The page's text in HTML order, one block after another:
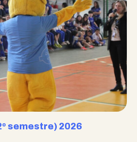
semestre) 2026